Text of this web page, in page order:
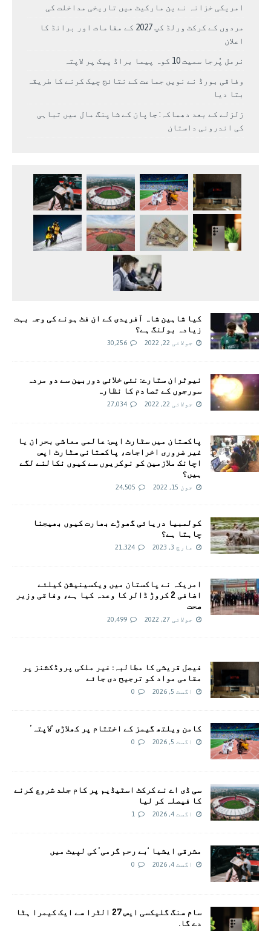
امریکی خزانہ نے ین مارکیٹ میں تاریخی مداخلت کی
مردوں کے کرکٹ ورلڈ کپ 2027 کے مقامات اور برانڈ کا
اعلان
نرمل پُرجا سمیت 10 کوہ پیما براڈ پیک پر لاپتہ
وفاقی بورڈ نے نویں جماعت کے نتائج چیک کرنے کا طریقہ
بتا دیا
زلزلے کے بعد دھماکہ: جاپان کے شاپنگ مال میں تباہی
کی اندرونی داستان
کیا شاہین شاہ آفریدی کے ان فٹ ہونے کی وجہ بہت
زیادہ بولنگ ہے؟
جولائی 22, 2022 30,256
نیوٹران ستارے: نئی خلائی دوربین سے دو مردہ
سورجوں کے تصادم کا نظارہ
جولائی 22, 2022 27,034
پاکستان میں سٹارٹ اپس: عالمی معاشی بحران یا
غیر ضروری اخراجات، پاکستانی سٹارٹ اپس
اچانک ملازمین کو نوکریوں سے کیوں نکالنے لگے
ہیں؟
جون 15, 2022 24,505
کولمبیا دریائی گھوڑے بھارت کیوں بھیجنا
چاہتا ہے؟
مارچ 3, 2023 21,324
امريکہ نے پاکستان میں ویکسینیشن کیلئے
اضافی 2 کروڑ ڈالر کا وعدہ کیا ہے، وفاقی وزیر
صحت
جولائی 27, 2022 20,499
فیصل قریشی کا مطالبہ: غیر ملکی پروڈکشنز پر
مقامی مواد کو ترجیح دی جائے
اگست 5, 2026 0
کامن ویلتھ گیمز کے اختتام پر کھلاڑی ‘لاپتہ’
اگست 5, 2026 0
سی ڈی اے نے کرکٹ اسٹیڈیم پر کام جلد شروع کرنے
کا فیصلہ کر لیا
اگست 4, 2026 1
مشرقی ایشیا ‘بے رحم گرمی’ کی لپیٹ میں
اگست 4, 2026 0
سام سنگ گلیکسی ایس 27 الٹرا سے ایک کیمرا ہٹا
دے گا.